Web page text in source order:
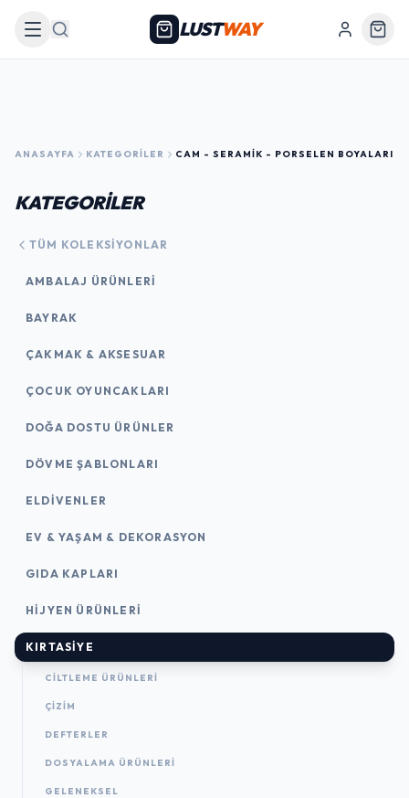
Arama LUSTWAY
ANASAYFA KATEGORILER CAM - SERAMIK - PORSELEN BOYALARI
KATEGORİLER
TÜM KOLEKSIYONLAR
AMBALAJ ÜRÜNLERI
BAYRAK
ÇAKMAK & AKSESUAR
ÇOCUK OYUNCAKLARI
DOĞA DOSTU ÜRÜNLER
DÖVME ŞABLONLARI
ELDIVENLER
EV & YAŞAM & DEKORASYON
GIDA KAPLARI
HIJYEN ÜRÜNLERI
KIRTASİYE
CILTLEME ÜRÜNLERI
ÇİZİM
DEFTERLER
DOSYALAMA ÜRÜNLERI
GELENEKSEL